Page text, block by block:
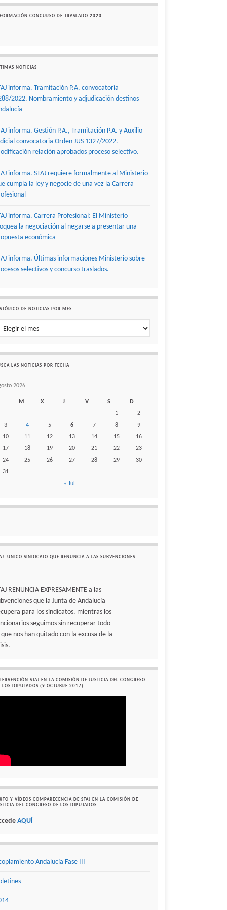
CONCURSO DE TRASLADO 2020
NOTICIAS
informa. Tramitación P.A. convocatoria
2022. Nombramiento y adjudicación destinos
informa. Gestión P.A., Tramitación P.A. y Auxilio
convocatoria Orden JUS 1327/2022.
relación aprobados proceso selectivo.
informa. STAJ requiere formalmente al Ministerio
cumpla la ley y negocie de una vez la Carrera
informa. Carrera Profesional: El Ministerio
la negociación al negarse a presentar una
económica
informa. Últimas informaciones Ministerio sobre
selectivos y concurso traslados.
DE NOTICIAS POR MES
de noticias por mes
LAS NOTICIAS POR FECHA
2026
M X J V S
D
1
2
3
4 5 6 7 8
9
10
11 12 13 14 15
16
17
18 19 20 21 22
23
24
25 26 27 28 29
30
31
« Jul
UNICO SINDICATO QUE RENUNCIA A LAS SUBVENCIONES
RENUNCIA EXPRESAMENTE a las
que la Junta de Andalucía
para los sindicatos. mientras los
seguimos sin recuperar todo
que nos han quitado con la excusa de la
STAJ EN LA COMISIÓN DE JUSTICIA DEL CONGRESO
LOS DIPUTADOS (9 OCTUBRE 2017)
Y VÍDEOS COMPARECENCIA DE STAJ EN LA COMISIÓN DE
DEL CONGRESO DE LOS DIPUTADOS
AQUÍ
Andalucía Fase III